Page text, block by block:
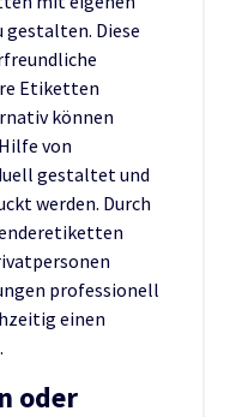
gestalten. Diese
Etiketten
können
von
gestaltet und
werden. Durch
professionell
einen
oder